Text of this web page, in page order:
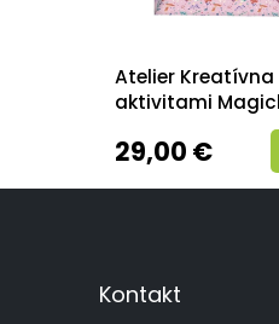
Atelier Kreatívna
aktivitami
29,00 €
Kontakt